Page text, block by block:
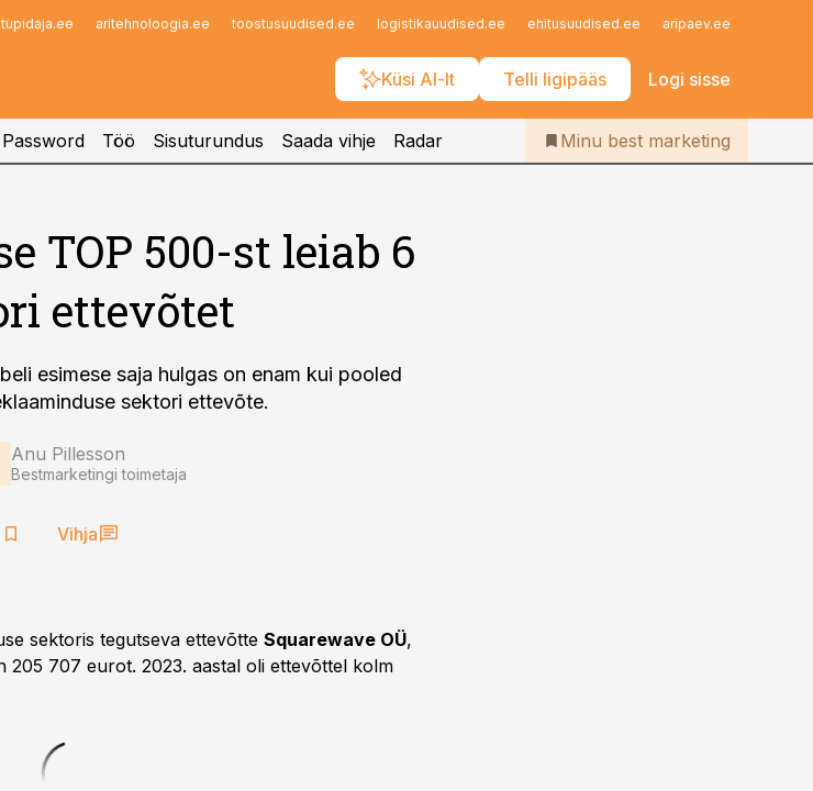
aritehnoloogia.ee toostusuudised.ee logistikauudised.ee ehitusuudised.ee aripaev.ee
Küsi AI-lt Telli ligipääs Logi sisse
Iseteenindus
Telli Bestmarketing
Password Töö Sisuturundus Saada vihje Radar Minu best marketing
TOP 500-st leiab 6
ettevõtet
esimese saja hulgas on enam kui pooled
sektori ettevõte.
Anu Pillesson
Bestmarketingi toimetaja
Vihja
sektoris tegutseva ettevõtte Squarewave OÜ,
205 707 eurot. 2023. aastal oli ettevõttel kolm